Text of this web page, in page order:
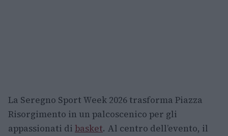
La Seregno Sport Week 2026 trasforma Piazza
Risorgimento in un palcoscenico per gli
appassionati di basket. Al centro dell’evento, il